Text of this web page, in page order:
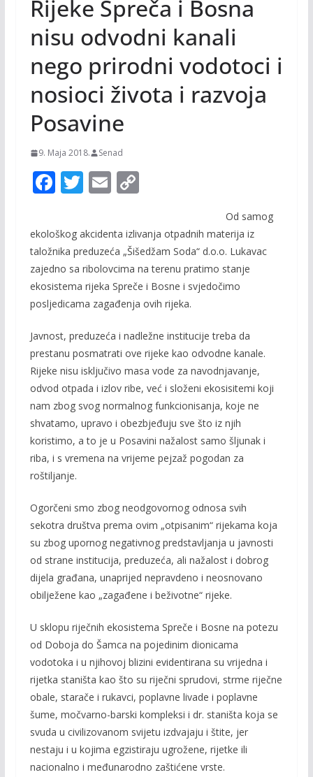
Rijeke Spreča i Bosna
nisu odvodni kanali
nego prirodni vodotoci i
nosioci života i razvoja
Posavine
9. Maja 2018. Senad
F
e
b
o
o
k
T
itt
er
E
ai
l
C
p
y
Li
n
k
Od samog
ekološkog akcidenta izlivanja otpadnih materija iz
taložnika preduzeća „Šišedžam Soda“ d.o.o. Lukavac
zajedno sa ribolovcima na terenu pratimo stanje
ekosistema rijeka Spreče i Bosne i svjedočimo
posljedicama zagađenja ovih rijeka.
Javnost, preduzeća i nadležne institucije treba da
prestanu posmatrati ove rijeke kao odvodne kanale.
Rijeke nisu isključivo masa vode za navodnjavanje,
odvod otpada i izlov ribe, već i složeni ekosisitemi koji
nam zbog svog normalnog funkcionisanja, koje ne
shvatamo, upravo i obezbjeđuju sve što iz njih
koristimo, a to je u Posavini nažalost samo šljunak i
riba, i s vremena na vrijeme pejzaž pogodan za
roštiljanje.
Ogorčeni smo zbog neodgovornog odnosa svih
sekotra društva prema ovim „otpisanim“ rijekama koja
su zbog upornog negativnog predstavljanja u javnosti
od strane institucija, preduzeća, ali nažalost i dobrog
dijela građana, unaprijed nepravdeno i neosnovano
obilježene kao „zagađene i beživotne“ rijeke.
U sklopu riječnih ekosistema Spreče i Bosne na potezu
od Doboja do Šamca na pojedinim dionicama
vodotoka i u njihovoj blizini evidentirana su vrijedna i
rijetka staništa kao što su riječni sprudovi, strme riječne
obale, starače i rukavci, poplavne livade i poplavne
šume, močvarno-barski kompleksi i dr. staništa koja se
svuda u civilizovanom svijetu izdvajaju i štite, jer
nestaju i u kojima egzistiraju ugrožene, rijetke ili
nacionalno i međunarodno zaštićene vrste.